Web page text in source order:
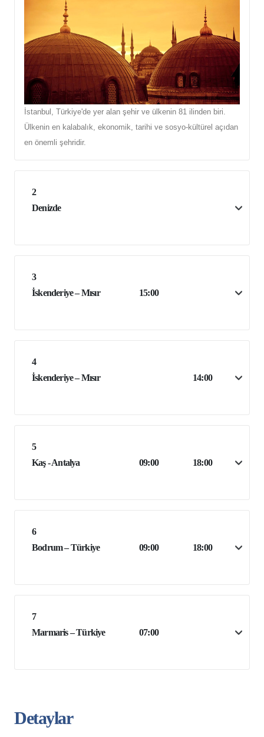
İstanbul, Türkiye'de yer alan şehir ve ülkenin 81 ilinden biri.
Ülkenin en kalabalık, ekonomik, tarihi ve sosyo-kültürel açıdan
en önemli şehridir.
2
Denizde
3
İskenderiye – Mısır
15:00
4
İskenderiye – Mısır
14:00
5
Kaş - Antalya
09:00 18:00
6
Bodrum – Türkiye
09:00 18:00
7
Marmaris – Türkiye
07:00
Detaylar